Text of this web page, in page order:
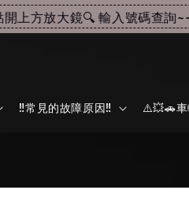
方放大鏡🔍 輸入號碼查詢~~
‼️常見的故障原因‼️ ⚠️💥🚗車